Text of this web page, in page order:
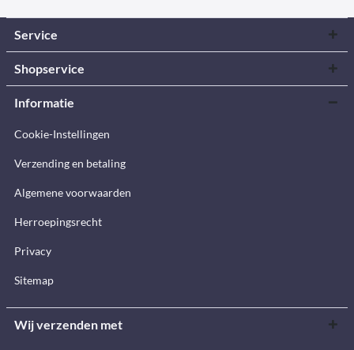
Service
Shopservice
Informatie
Cookie-Instellingen
Verzending en betaling
Algemene voorwaarden
Herroepingsrecht
Privacy
Sitemap
Wij verzenden met